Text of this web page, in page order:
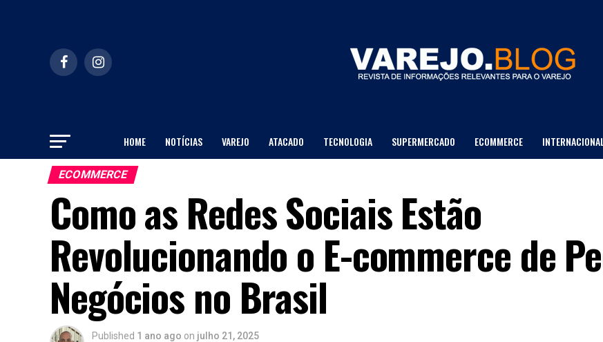
HOME NOTÍCIAS VAREJO ATACADO TECNOLOGIA SUPERMERCADO ECOMMERCE
ECOMMERCE
Como as Redes Sociais Estão
Revolucionando o E-commerce de
Negócios no Brasil
Published 1 ano ago on julho 21, 2025